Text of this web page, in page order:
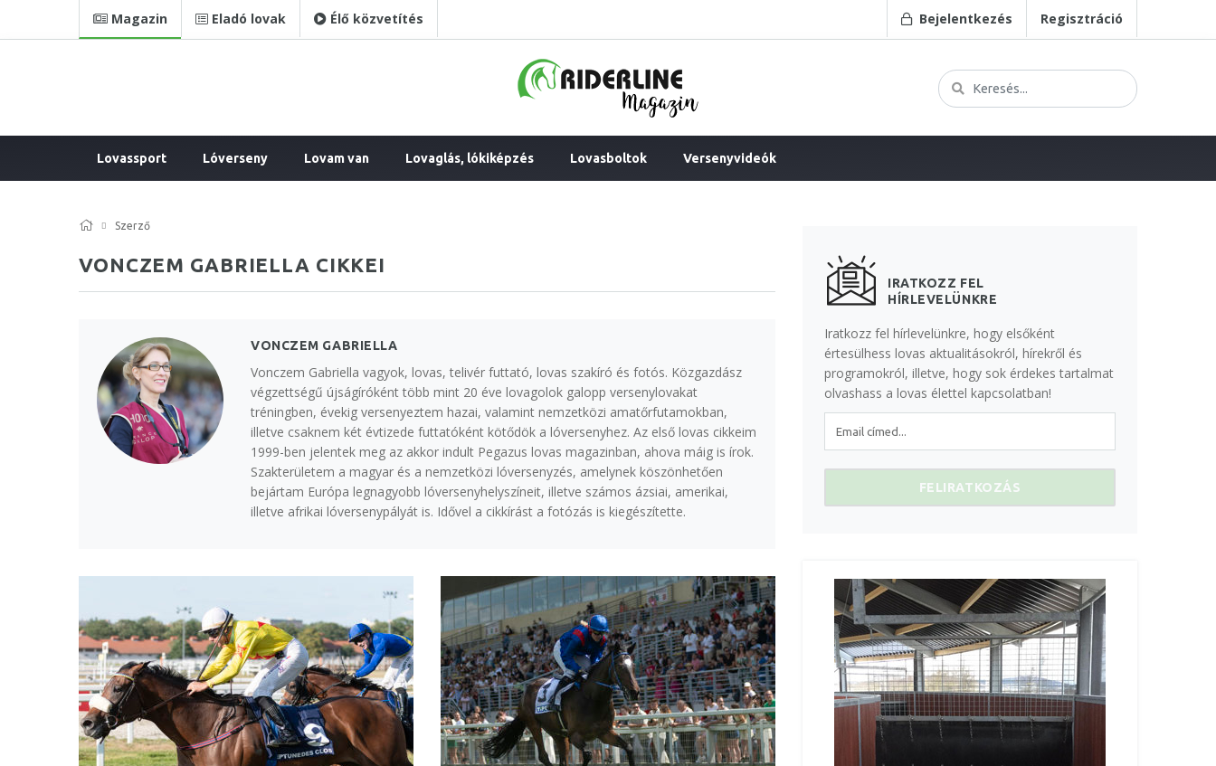
Magazin Eladó lovak Élő közvetítés Bejelentkezés Regisztráció
Lovassport Lóverseny Lovam van Lovaglás, lókiképzés Lovasboltok Versenyvideók
Szerző
VONCZEM GABRIELLA CIKKEI
VONCZEM GABRIELLA
Vonczem Gabriella vagyok, lovas, telivér futtató, lovas szakíró és fotós. Közgazdász
végzettségű újságíróként több mint 20 éve lovagolok galopp versenylovakat
tréningben, évekig versenyeztem hazai, valamint nemzetközi amatőrfutamokban,
illetve csaknem két évtizede futtatóként kötődök a lóversenyhez. Az első lovas cikkeim
1999-ben jelentek meg az akkor indult Pegazus lovas magazinban, ahova máig is írok.
Szakterületem a magyar és a nemzetközi lóversenyzés, amelynek köszönhetően
bejártam Európa legnagyobb lóversenyhelyszíneit, illetve számos ázsiai, amerikai,
illetve afrikai lóversenypályát is. Idővel a cikkírást a fotózás is kiegészítette.
IRATKOZZ FEL
HÍRLEVELÜNKRE
Iratkozz fel hírlevelünkre, hogy elsőként
értesülhess lovas aktualitásokról, hírekről és
programokról, illetve, hogy sok érdekes tartalmat
olvashass a lovas élettel kapcsolatban!